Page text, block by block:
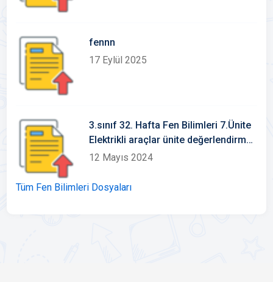
fennn
17 Eylül 2025
3.sınıf 32. Hafta Fen Bilimleri 7.Ünite
Elektrikli araçlar ünite değerlendirme
sınavı
12 Mayıs 2024
Tüm Fen Bilimleri Dosyaları